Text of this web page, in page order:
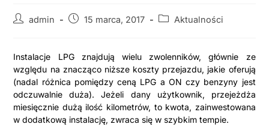
admin 15 marca, 2017 Aktualności
Instalacje LPG znajdują wielu zwolenników, głównie ze
względu na znacząco niższe koszty przejazdu, jakie oferują
(nadal różnica pomiędzy ceną LPG a ON czy benzyny jest
odczuwalnie duża). Jeżeli dany użytkownik, przejeżdża
miesięcznie dużą ilość kilometrów, to kwota, zainwestowana
w dodatkową instalację, zwraca się w szybkim tempie.